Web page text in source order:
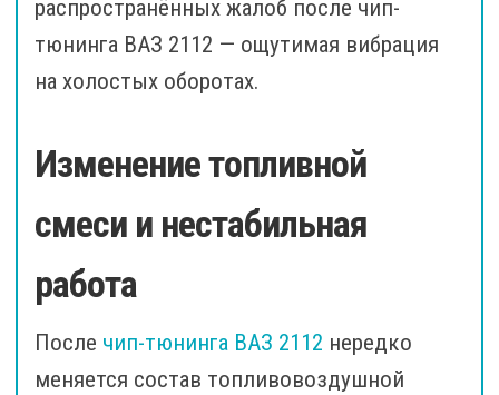
распространённых жалоб после чип-
тюнинга ВАЗ 2112 — ощутимая вибрация
на холостых оборотах.
Изменение топливной
смеси и нестабильная
работа
После чип-тюнинга ВАЗ 2112 нередко
меняется состав топливовоздушной